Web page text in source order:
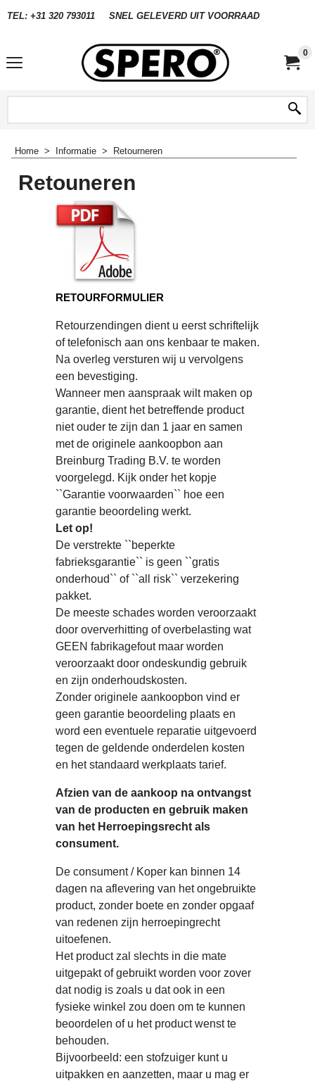
TEL: +31 320 793011 SNEL GELEVERD UIT VOORRAAD
0
Home > Informatie > Retourneren
Retouneren
RETOURFORMULIER
Retourzendingen dient u eerst schriftelijk
of telefonisch aan ons kenbaar te maken.
Na overleg versturen wij u vervolgens
een bevestiging.
Wanneer men aanspraak wilt maken op
garantie, dient het betreffende product
niet ouder te zijn dan 1 jaar en samen
met de originele aankoopbon aan
Breinburg Trading B.V. te worden
voorgelegd. Kijk onder het kopje
``Garantie voorwaarden`` hoe een
garantie beoordeling werkt.
Let op!
De verstrekte ``beperkte
fabrieksgarantie`` is geen ``gratis
onderhoud`` of ``all risk`` verzekering
pakket.
De meeste schades worden veroorzaakt
door oververhitting of overbelasting wat
GEEN fabrikagefout maar worden
veroorzaakt door ondeskundig gebruik
en zijn onderhoudskosten.
Zonder originele aankoopbon vind er
geen garantie beoordeling plaats en
word een eventuele reparatie uitgevoerd
tegen de geldende onderdelen kosten
en het standaard werkplaats tarief.
Afzien van de aankoop na ontvangst
van de producten en gebruik maken
van het Herroepingsrecht als
consument.
De consument / Koper kan binnen 14
dagen na aflevering van het ongebruikte
product, zonder boete en zonder opgaaf
van redenen zijn herroepingrecht
uitoefenen.
Het product zal slechts in die mate
uitgepakt of gebruikt worden voor zover
dat nodig is zoals u dat ook in een
fysieke winkel zou doen om te kunnen
beoordelen of u het product wenst te
behouden.
Bijvoorbeeld: een stofzuiger kunt u
uitpakken en aanzetten, maar u mag er